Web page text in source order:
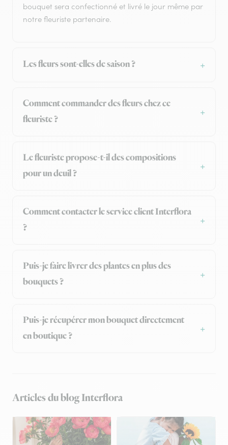
bouquet sera confectionné et livré le jour même par
notre fleuriste partenaire.
Les fleurs sont-elles de saison ?
Comment commander des fleurs chez ce
fleuriste ?
Le fleuriste propose-t-il des compositions
pour un deuil ?
Comment contacter le service client Interflora
?
Puis-je faire livrer des plantes en plus des
bouquets ?
Puis-je récupérer mon bouquet directement
en boutique ?
Articles du blog Interflora